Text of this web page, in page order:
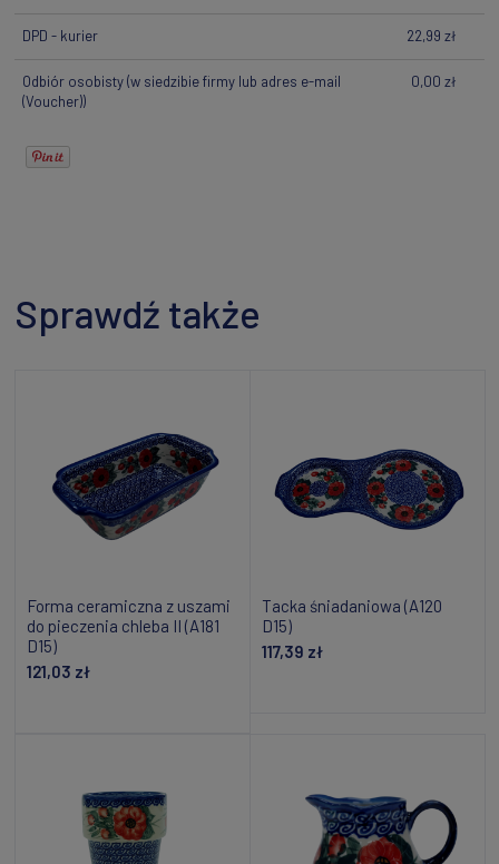
DPD - kurier 22,99 zł
Odbiór osobisty(w siedzibie firmy lub adres e-mail
(Voucher))
0,00 zł
Sprawdź także
Forma ceramiczna z uszami
do pieczenia chleba II (A181
D15)
121,03 zł
Tacka śniadaniowa (A120
D15)
117,39 zł